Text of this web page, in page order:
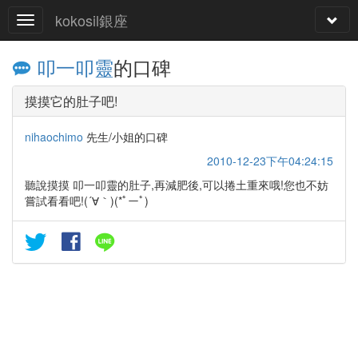
kokosil銀座
叩一叩靈的口碑
摸摸它的肚子吧!
nihaochimo 先生/小姐的口碑
2010-12-23下午04:24:15
聽說摸摸 叩一叩靈的肚子,再減肥後,可以捲土重來哦!您也不妨
嘗試看看吧!(´∀｀)(*ﾟーﾟ)